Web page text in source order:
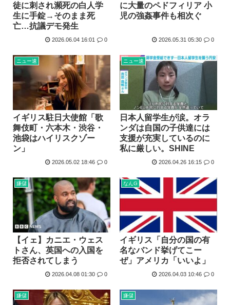
徒に刺され瀕死の白人学
生に手錠→そのまま死
亡…抗議デモ発生
2026.06.04 16:01 0
に大量のペドフィリア 小
児の強姦事件も相次ぐ
2026.05.31 05:30 0
ニュー速
イギリス駐日大使館「歌
舞伎町・六本木・渋谷・
池袋はハイリスクゾー
ン」
2026.05.02 18:46 0
ニュー速
日本人留学生が涙。オラ
ンダは自国の子供達には
支援が充実しているのに
私に厳しい。SHINE
2026.04.26 16:15 0
嫌儲
【イェ】カニエ・ウェス
トさん、英国への入国を
拒否されてしまう
2026.04.08 01:30 0
なんG
イギリス「自分の国の有
名なバンド挙げてこー
ぜ」アメリカ「いいよ」
2026.04.03 10:46 0
嫌儲 嫌儲